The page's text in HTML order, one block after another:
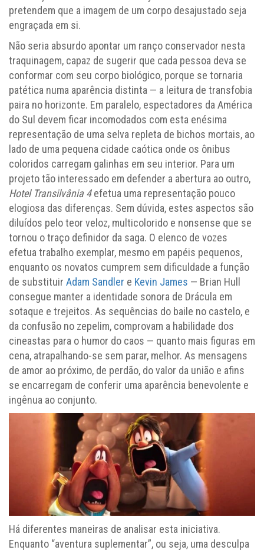
pretendem que a imagem de um corpo desajustado seja
engraçada em si.
Não seria absurdo apontar um ranço conservador nesta
traquinagem, capaz de sugerir que cada pessoa deva se
conformar com seu corpo biológico, porque se tornaria
patética numa aparência distinta — a leitura de transfobia
paira no horizonte. Em paralelo, espectadores da América
do Sul devem ficar incomodados com esta enésima
representação de uma selva repleta de bichos mortais, ao
lado de uma pequena cidade caótica onde os ônibus
coloridos carregam galinhas em seu interior. Para um
projeto tão interessado em defender a abertura ao outro,
Hotel Transilvânia 4efetua uma representação pouco
elogiosa das diferenças. Sem dúvida, estes aspectos são
diluídos pelo teor veloz, multicolorido e nonsense que se
tornou o traço definidor da saga. O elenco de vozes
efetua trabalho exemplar, mesmo em papéis pequenos,
enquanto os novatos cumprem sem dificuldade a função
de substituir Adam Sandler e Kevin James — Brian Hull
consegue manter a identidade sonora de Drácula em
sotaque e trejeitos. As sequências do baile no castelo, e
da confusão no zepelim, comprovam a habilidade dos
cineastas para o humor do caos — quanto mais figuras em
cena, atrapalhando-se sem parar, melhor. As mensagens
de amor ao próximo, de perdão, do valor da união e afins
se encarregam de conferir uma aparência benevolente e
ingênua ao conjunto.
Há diferentes maneiras de analisar esta iniciativa.
Enquanto “aventura suplementar”, ou seja, uma desculpa